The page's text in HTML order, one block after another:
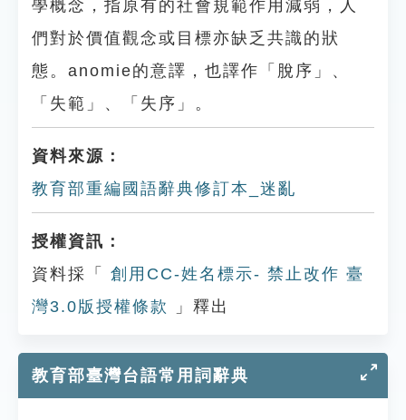
學概念，指原有的社會規範作用減弱，人
們對於價值觀念或目標亦缺乏共識的狀
態。anomie的意譯，也譯作「脫序」、
「失範」、「失序」。
資料來源：
教育部重編國語辭典修訂本_迷亂
授權資訊：
資料採「
創用CC-姓名標示- 禁止改作 臺
灣3.0版授權條款
」釋出
教育部臺灣台語常用詞辭典